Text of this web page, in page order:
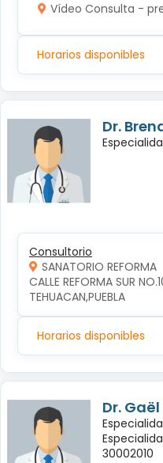
Vídeo Consulta -
Horarios disponibles
Dr.
Consultorio
SANATORIO REFORMA
CALLE REFORMA SUR
TEHUACAN,PUEBLA
Horarios disponibles
Dr.
30002010